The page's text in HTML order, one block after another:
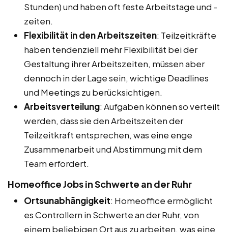
Stunden) und haben oft feste Arbeitstage und -
zeiten.
Flexibilität in den Arbeitszeiten: Teilzeitkräfte
haben tendenziell mehr Flexibilität bei der
Gestaltung ihrer Arbeitszeiten, müssen aber
dennoch in der Lage sein, wichtige Deadlines
und Meetings zu berücksichtigen.
Arbeitsverteilung: Aufgaben können so verteilt
werden, dass sie den Arbeitszeiten der
Teilzeitkraft entsprechen, was eine enge
Zusammenarbeit und Abstimmung mit dem
Team erfordert.
Homeoffice Jobs in Schwerte an der Ruhr
Ortsunabhängigkeit: Homeoffice ermöglicht
es Controllern in Schwerte an der Ruhr, von
einem beliebigen Ort aus zu arbeiten, was eine